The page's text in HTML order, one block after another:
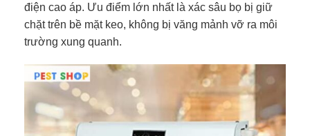
điện cao áp. Ưu điểm lớn nhất là xác sâu bọ bị giữ
chặt trên bề mặt keo, không bị văng mảnh vỡ ra môi
trường xung quanh.